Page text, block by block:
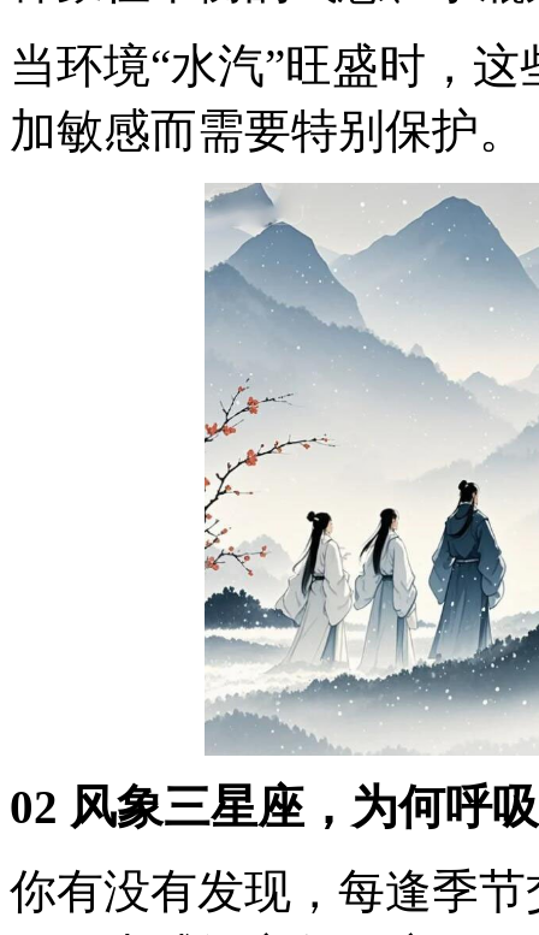
当环境“水汽”旺盛时，
加敏感而需要特别保护。
02 风象三星座，为何呼
你有没有发现，每逢季